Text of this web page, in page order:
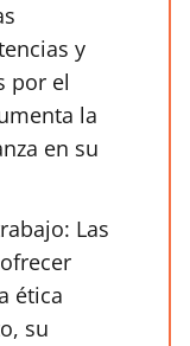
y
por el
la
en su
Las
ética
su